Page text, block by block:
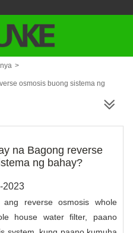
>
osmosis buong sistema ng
na Bagong reverse
ng bahay?
2023
ang reverse osmosis whole
house water filter, paano